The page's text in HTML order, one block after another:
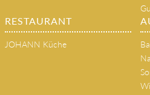
RESTAURANT
JOHANN Küche